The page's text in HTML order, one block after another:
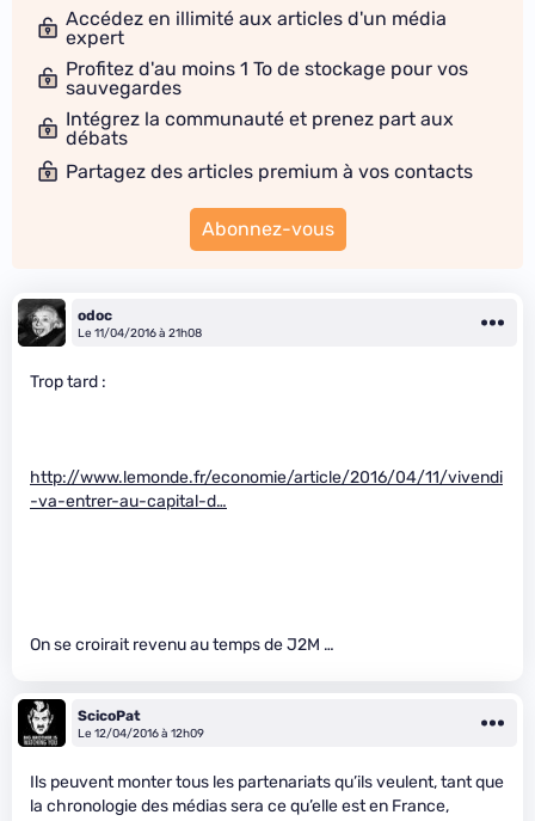
Accédez en illimité aux articles d'un média
expert
Profitez d'au moins 1 To de stockage pour vos
sauvegardes
Intégrez la communauté et prenez part aux
débats
Partagez des articles premium à vos contacts
Abonnez-vous
odoc
Le 11/04/2016 à 21h08
Trop tard :
http://www.lemonde.fr/economie/article/2016/04/11/vivendi
-va-entrer-au-capital-d…
On se croirait revenu au temps de J2M …
ScicoPat
Le 12/04/2016 à 12h09
Ils peuvent monter tous les partenariats qu’ils veulent, tant que
la chronologie des médias sera ce qu’elle est en France,